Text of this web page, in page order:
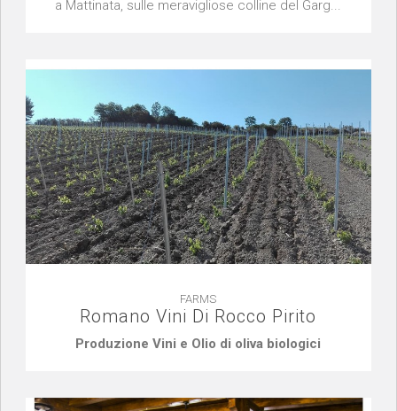
a Mattinata, sulle meravigliose colline del Garg...
FARMS
Romano Vini Di Rocco Pirito
Produzione Vini e Olio di oliva biologici